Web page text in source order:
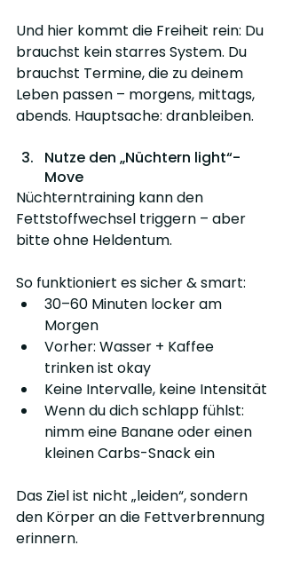
Und hier kommt die Freiheit rein: Du
brauchst kein starres System. Du
brauchst Termine, die zu deinem
Leben passen – morgens, mittags,
abends. Hauptsache: dranbleiben.
Nutze den „Nüchtern light“-
Move
Nüchterntraining kann den
Fettstoffwechsel triggern – aber
bitte ohne Heldentum.
So funktioniert es sicher & smart:
30–60 Minuten locker am
Morgen
Vorher: Wasser + Kaffee
trinken ist okay
Keine Intervalle, keine Intensität
Wenn du dich schlapp fühlst:
nimm eine Banane oder einen
kleinen Carbs-Snack ein
Das Ziel ist nicht „leiden“, sondern
den Körper an die Fettverbrennung
erinnern.